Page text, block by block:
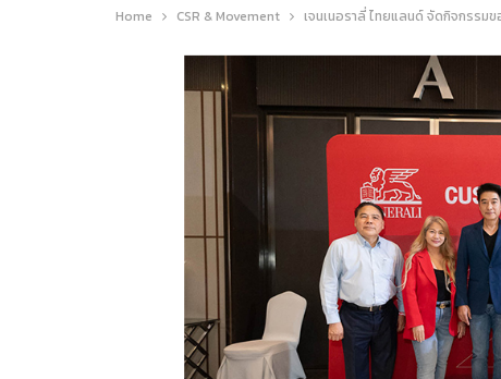
Home CSR & Movement เจนเนอราลี่ ไทยแลนด์ จัดกิจกรร